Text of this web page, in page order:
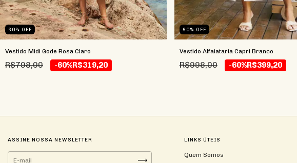
60% OFF
Vestido Midi Gode Rosa Claro
R$798,00 -60%R$319,20
60% OFF
Vestido Alfaiataria Capri Branco
R$998,00 -60%R$399,20
ASSINE NOSSA NEWSLETTER LINKS ÚTEIS
Quem Somos